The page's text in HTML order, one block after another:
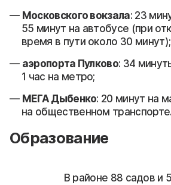
Московского вокзала: 23
55 минут на автобусе (при
время в пути около 30 минут);
аэропорта Пулково: 34
1 час на метро;
МЕГА Дыбенко: 20 минут на
на общественном транспорте.
Образование
В районе 88 садов и